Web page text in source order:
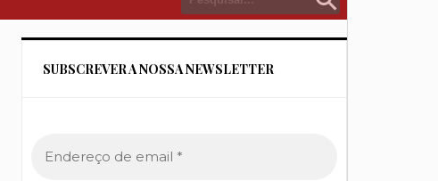
SUBSCREVER A NOSSA NEWSLETTER